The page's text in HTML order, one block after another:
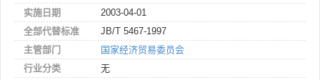
实施日期
2003-04-01
全部代替标准
JB/T 5467-1997
主管部门
国家经济贸易委员会
行业分类
无